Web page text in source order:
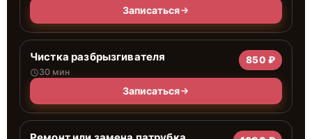
Записаться
Чистка разбрызгивателя
30 мин
850 ₽
Записаться